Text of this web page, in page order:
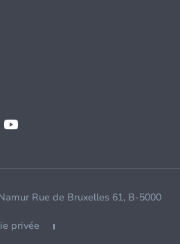
Rue de Bruxelles 61, B-5000
privée